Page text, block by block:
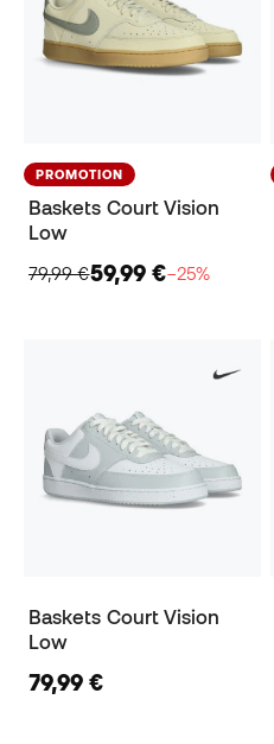
PROMOTION
Baskets Court Vision
Low
79,99 €59,99 €−25%
Baskets Court Vision
Low
79,99 €